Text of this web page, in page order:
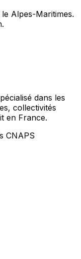
Alpes-Maritimes.
dans les
collectivités
en France.
CNAPS